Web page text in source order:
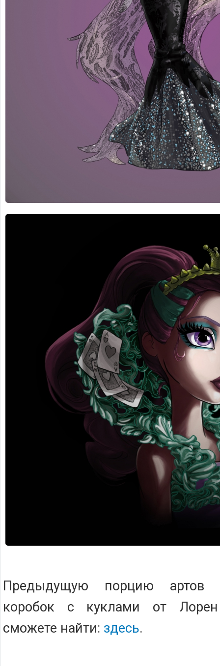
Предыдущую порцию артов
коробок с куклами от
сможете найти: здесь.